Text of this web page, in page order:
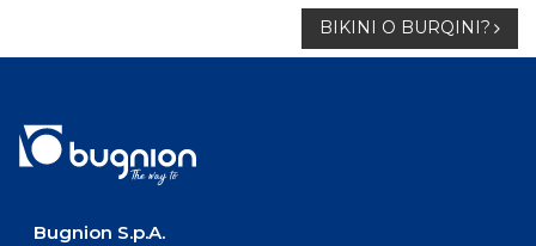
BIKINI O BURQINI?
Bugnion S.p.A.